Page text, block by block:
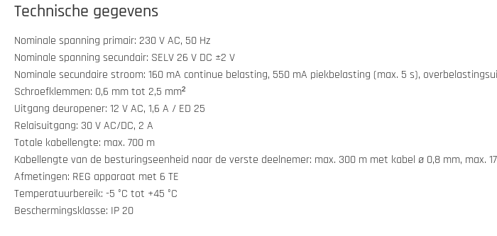
Technische gegevens
Nominale spanning primair: 230 V AC, 50 Hz
Nominale spanning secundair: SELV 26 V DC ±2 V
Nominale secundaire stroom: 160 mA continue belasting, 550 mA piekbelasting (max. 5 s),
Schroefklemmen: 0,6 mm tot 2,5 mm²
Uitgang deuropener: 12 V AC, 1,6 A / ED 25
Relaisuitgang: 30 V AC/DC, 2 A
Totale kabellengte: max. 700 m
Kabellengte van de besturingseenheid naar de verste deelnemer: max. 300 m met kabel ø 0,8 mm, max.
Afmetingen: REG apparaat met 6 TE
Temperatuurbereik: -5 °C tot +45 °C
Beschermingsklasse: IP 20